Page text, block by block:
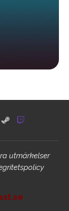
utmärkelser